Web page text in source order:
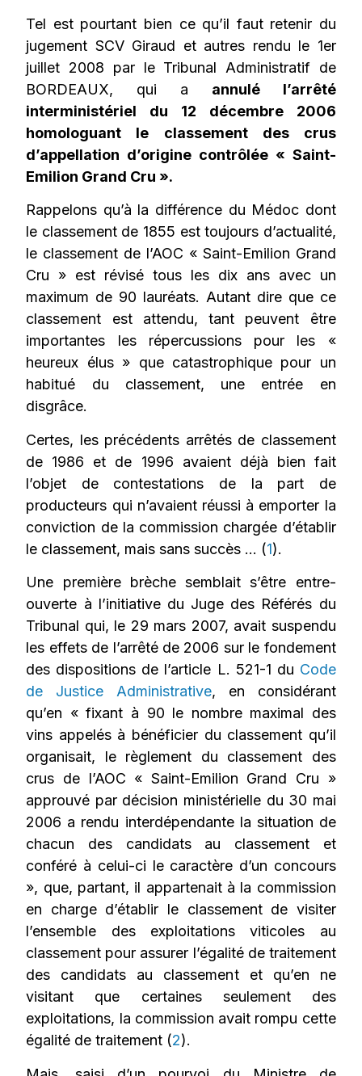
Tel est pourtant bien ce qu’il faut retenir du
jugement SCV Giraud et autres rendu le 1er
juillet 2008 par le Tribunal Administratif de
BORDEAUX, qui a annulé l’arrêté
interministériel du 12 décembre 2006
homologuant le classement des crus
d’appellation d’origine contrôlée « Saint-
Emilion Grand Cru ».
Rappelons qu’à la différence du Médoc dont
le classement de 1855 est toujours d’actualité,
le classement de l’AOC « Saint-Emilion Grand
Cru » est révisé tous les dix ans avec un
maximum de 90 lauréats. Autant dire que ce
classement est attendu, tant peuvent être
importantes les répercussions pour les «
heureux élus » que catastrophique pour un
habitué du classement, une entrée en
disgrâce.
Certes, les précédents arrêtés de classement
de 1986 et de 1996 avaient déjà bien fait
l’objet de contestations de la part de
producteurs qui n’avaient réussi à emporter la
conviction de la commission chargée d’établir
le classement, mais sans succès … (1).
Une première brèche semblait s’être entre-
ouverte à l’initiative du Juge des Référés du
Tribunal qui, le 29 mars 2007, avait suspendu
les effets de l’arrêté de 2006 sur le fondement
des dispositions de l’article L. 521-1 du Code
de Justice Administrative, en considérant
qu’en « fixant à 90 le nombre maximal des
vins appelés à bénéficier du classement qu’il
organisait, le règlement du classement des
crus de l’AOC « Saint-Emilion Grand Cru »
approuvé par décision ministérielle du 30 mai
2006 a rendu interdépendante la situation de
chacun des candidats au classement et
conféré à celui-ci le caractère d’un concours
», que, partant, il appartenait à la commission
en charge d’établir le classement de visiter
l’ensemble des exploitations viticoles au
classement pour assurer l’égalité de traitement
des candidats au classement et qu’en ne
visitant que certaines seulement des
exploitations, la commission avait rompu cette
égalité de traitement (2).